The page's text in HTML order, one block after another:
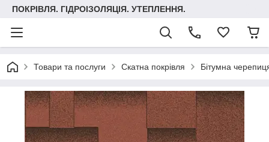
ПОКРІВЛЯ. ГІДРОІЗОЛЯЦІЯ. УТЕПЛЕННЯ.
Товари та послуги Скатна покрівля Бітумна